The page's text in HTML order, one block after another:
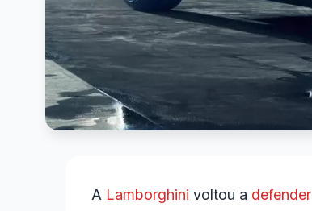
A Lamborghini voltou a defender